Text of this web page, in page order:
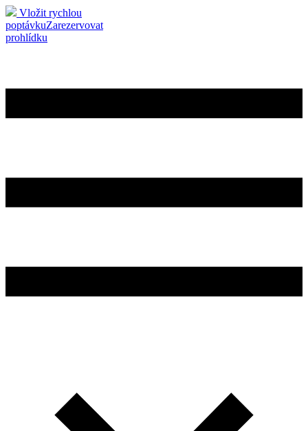
Vložit rychlou
poptávkuZarezervovat
prohlídku